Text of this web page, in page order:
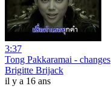
3:37
Tong Pakkaramai - changes
Brigitte Brijack
il y a 16 ans